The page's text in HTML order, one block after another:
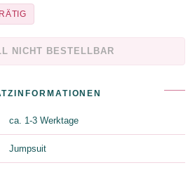
NICHT BESTELLBAR
ca. 1-3 Werktage
Jumpsuit